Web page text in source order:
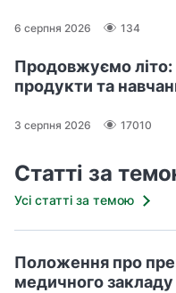
6 серпня 2026 134
Продовжуємо літо:
продукти та
3 серпня 2026 17010
Статті за
Усі статті за темою
Положення про
медичного закладу